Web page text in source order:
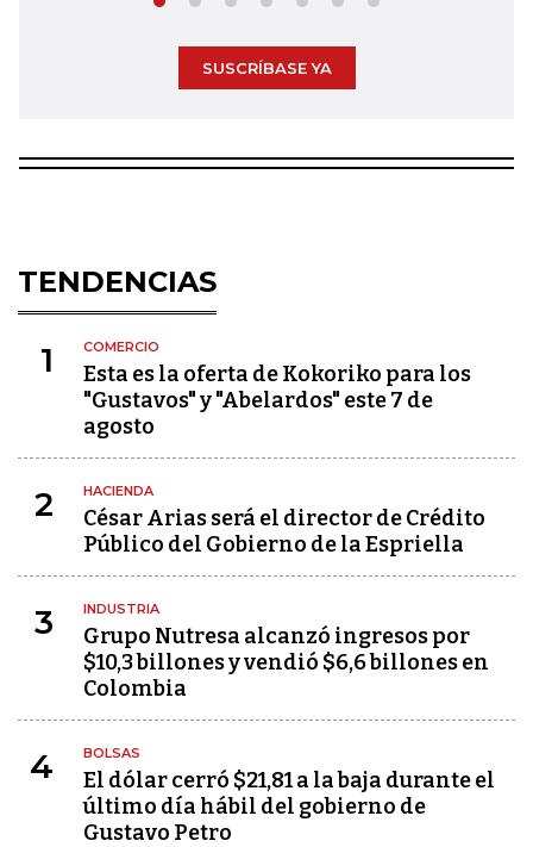
SUSCRÍBASE YA
TENDENCIAS
1 COMERCIO
Esta es la oferta de Kokoriko para los
"Gustavos" y "Abelardos" este 7 de
agosto
2 HACIENDA
César Arias será el director de Crédito
Público del Gobierno de la Espriella
3 INDUSTRIA
Grupo Nutresa alcanzó ingresos por
$10,3 billones y vendió $6,6 billones en
Colombia
4 BOLSAS
El dólar cerró $21,81 a la baja durante el
último día hábil del gobierno de
Gustavo Petro